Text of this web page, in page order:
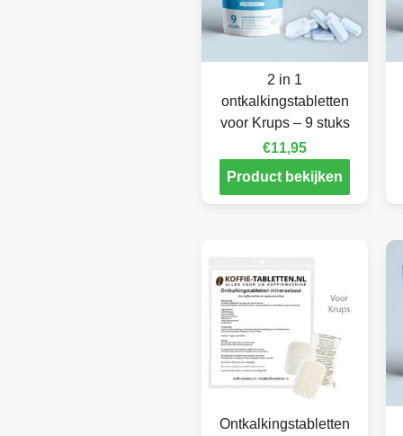
2 in 1
ontkalkingstabletten
voor Krups – 9 stuks
€11,95
Product bekijken
Ontkalkingstabletten